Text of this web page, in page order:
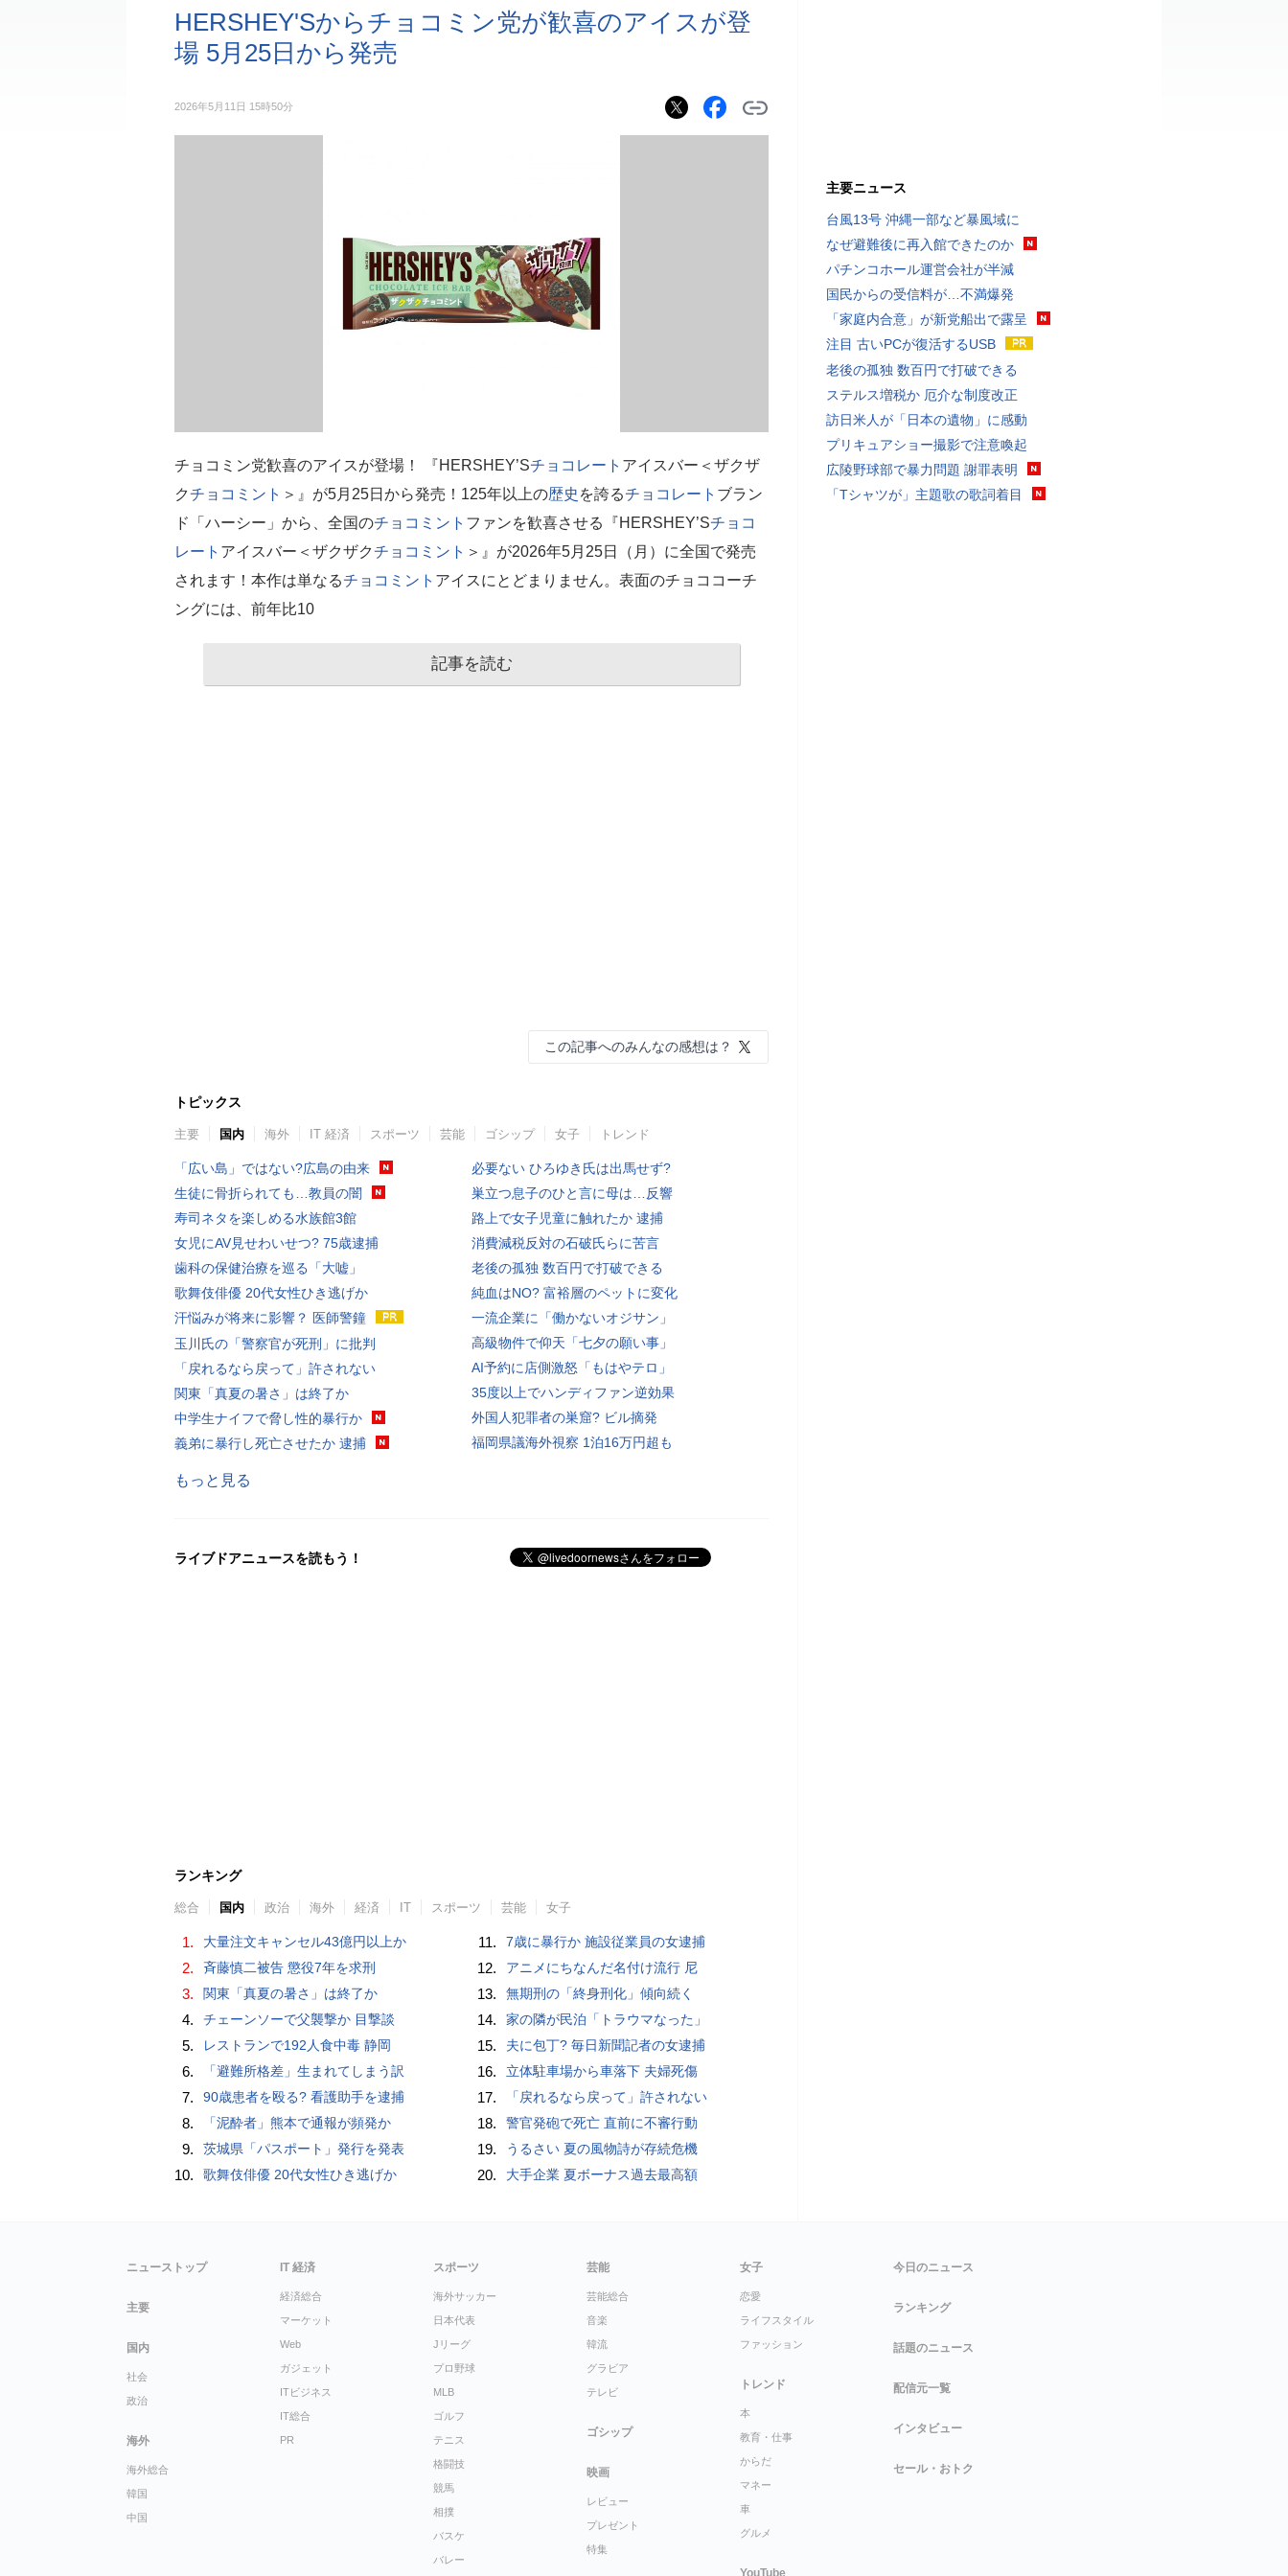
HERSHEY'Sからチョコミン党が歓喜のアイスが登
場 5月25日から発売
2026年5月11日 15時50分
チョコミン党歓喜のアイスが登場！ 『HERSHEY’Sチョコレート アイスバー＜ザクザ
クチョコミント ＞』が5月25日から発売！125年以上の歴史 を誇るチョコレート ブラン
ド「ハーシー」から、全国のチョコミント ファンを歓喜させる『HERSHEY’Sチョコ
レート アイスバー＜ザクザクチョコミント ＞』が2026年5月25日（月）に全国で発売
されます！本作は単なるチョコミント アイスにとどまりません。表面のチョココーチ
ングには、前年比10
記事を読む
この記事へのみんなの感想は？
トピックス
主要 国内 海外 IT 経済 スポーツ 芸能 ゴシップ 女子 トレンド
「広い島」ではない?広島の由来
生徒に骨折られても…教員の闇
寿司ネタを楽しめる水族館3館
女児にAV見せわいせつ? 75歳逮捕
歯科の保健治療を巡る「大嘘」
歌舞伎俳優 20代女性ひき逃げか
汗悩みが将来に影響？ 医師警鐘
玉川氏の「警察官が死刑」に批判
「戻れるなら戻って」許されない
関東「真夏の暑さ」は終了か
中学生ナイフで脅し性的暴行か
義弟に暴行し死亡させたか 逮捕
必要ない ひろゆき氏は出馬せず?
巣立つ息子のひと言に母は…反響
路上で女子児童に触れたか 逮捕
消費減税反対の石破氏らに苦言
老後の孤独 数百円で打破できる
純血はNO? 富裕層のペットに変化
一流企業に「働かないオジサン」
高級物件で仰天「七夕の願い事」
AI予約に店側激怒「もはやテロ」
35度以上でハンディファン逆効果
外国人犯罪者の巣窟? ビル摘発
福岡県議海外視察 1泊16万円超も
もっと見る
ライブドアニュースを読もう！
ランキング
総合 国内 政治 海外 経済 IT スポーツ 芸能 女子
1. 大量注文キャンセル43億円以上か
2. 斉藤慎二被告 懲役7年を求刑
3. 関東「真夏の暑さ」は終了か
4. チェーンソーで父襲撃か 目撃談
5. レストランで192人食中毒 静岡
6. 「避難所格差」生まれてしまう訳
7. 90歳患者を殴る? 看護助手を逮捕
8. 「泥酔者」熊本で通報が頻発か
9. 茨城県「パスポート」発行を発表
10. 歌舞伎俳優 20代女性ひき逃げか
11. 7歳に暴行か 施設従業員の女逮捕
12. アニメにちなんだ名付け流行 尼
13. 無期刑の「終身刑化」傾向続く
14. 家の隣が民泊「トラウマなった」
15. 夫に包丁? 毎日新聞記者の女逮捕
16. 立体駐車場から車落下 夫婦死傷
17. 「戻れるなら戻って」許されない
18. 警官発砲で死亡 直前に不審行動
19. うるさい 夏の風物詩が存続危機
20. 大手企業 夏ボーナス過去最高額
主要ニュース
台風13号 沖縄一部など暴風域に
なぜ避難後に再入館できたのか
パチンコホール運営会社が半減
国民からの受信料が…不満爆発
「家庭内合意」が新党船出で露呈
注目 古いPCが復活するUSB
老後の孤独 数百円で打破できる
ステルス増税か 厄介な制度改正
訪日米人が「日本の遺物」に感動
プリキュアショー撮影で注意喚起
広陵野球部で暴力問題 謝罪表明
「Tシャツが」主題歌の歌詞着目
ニューストップ
主要
国内
社会
政治
海外
海外総合
韓国
中国
IT 経済
経済総合
マーケット
Web
ガジェット
ITビジネス
IT総合
PR
スポーツ
海外サッカー
日本代表
Jリーグ
プロ野球
MLB
ゴルフ
テニス
格闘技
競馬
相撲
バスケ
バレー
芸能
芸能総合
音楽
韓流
グラビア
テレビ
ゴシップ
映画
レビュー
プレゼント
特集
女子
恋愛
ライフスタイル
ファッション
トレンド
本
教育・仕事
からだ
マネー
車
グルメ
YouTube
今日のニュース
ランキング
話題のニュース
配信元一覧
インタビュー
セール・おトク